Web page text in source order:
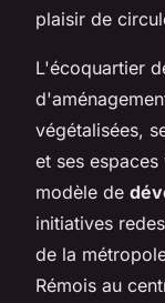
plaisir de
L'écoquartier
végétalisées,
et ses
modèle de
initiatives
de la
Rémois au